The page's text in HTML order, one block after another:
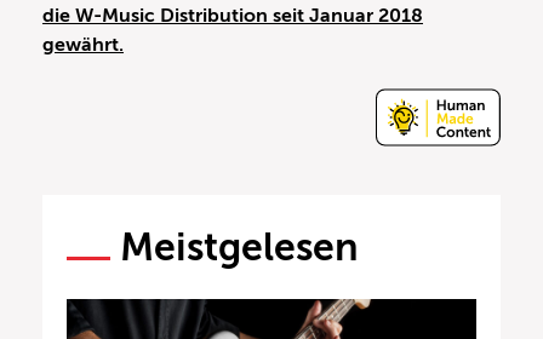
die W-Music Distribution seit Januar 2018
gewährt.
Meistgelesen